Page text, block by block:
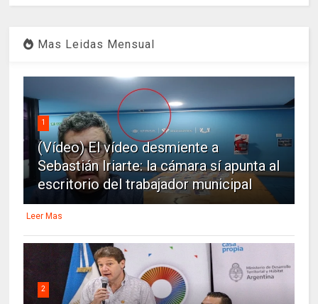
Mas Leidas Mensual
1
(Vídeo) El vídeo desmiente a
Sebastián Iriarte: la cámara sí apunta al
escritorio del trabajador municipal
Leer Mas
2